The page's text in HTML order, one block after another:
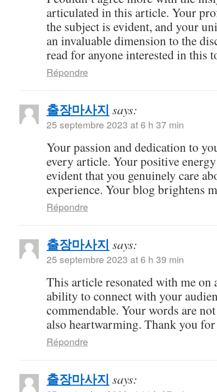
articulated in this article. Your
the subject is evident, and your
an invaluable dimension to the
read for anyone interested in this
Répondre
출장마사지 says:
25 septembre 2023 at 6 h 37 min
Your passion and dedication to
every article. Your positive
evident that you genuinely care
experience. Your blog brightens
Répondre
출장마사지 says:
25 septembre 2023 at 6 h 39 min
This article resonated with me on
ability to connect with your
commendable. Your words are
also heartwarming. Thank you
Répondre
출장마사지 says: